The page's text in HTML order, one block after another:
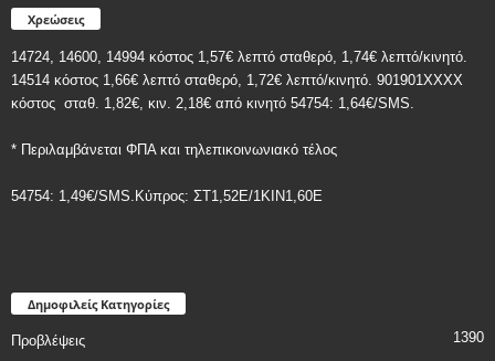
Χρεώσεις
14724, 14600, 14994 κόστος 1,57€ λεπτό σταθερό, 1,74€ λεπτό/κινητό.
14514 κόστος 1,66€ λεπτό σταθερό, 1,72€ λεπτό/κινητό. 901901ΧΧΧΧ
κόστος σταθ. 1,82€, κιν. 2,18€ από κινητό 54754: 1,64€/SMS.
* Περιλαμβάνεται ΦΠΑ και τηλεπικοινωνιακό τέλος
54754: 1,49€/SMS.Κύπρος: ΣT1,52E/1KIN1,60E
Δημοφιλείς Κατηγορίες
Προβλέψεις 1390